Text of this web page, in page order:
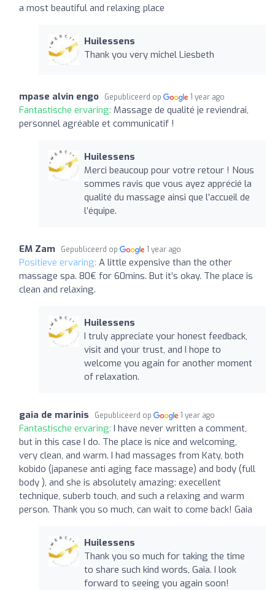
a most beautiful and relaxing place
Huilessens
Thank you very michel Liesbeth
mpase alvin engo Gepubliceerd op 1 year ago
Fantastische ervaring: Massage de qualité je reviendrai,
personnel agréable et communicatif !
Huilessens
Merci beaucoup pour votre retour ! Nous
sommes ravis que vous ayez apprécié la
qualité du massage ainsi que l’accueil de
l’équipe.
EM Zam Gepubliceerd op 1 year ago
Positieve ervaring: A little expensive than the other
massage spa. 80€ for 60mins. But it’s okay. The place is
clean and relaxing.
Huilessens
I truly appreciate your honest feedback,
visit and your trust, and I hope to
welcome you again for another moment
of relaxation.
gaia de marinis Gepubliceerd op 1 year ago
Fantastische ervaring: I have never written a comment,
but in this case I do. The place is nice and welcoming,
very clean, and warm. I had massages from Katy, both
kobido (japanese anti aging face massage) and body (full
body ), and she is absolutely amazing: execellent
technique, suberb touch, and such a relaxing and warm
person. Thank you so much, can wait to come back! Gaia
Huilessens
Thank you so much for taking the time
to share such kind words, Gaia. I look
forward to seeing you again soon!